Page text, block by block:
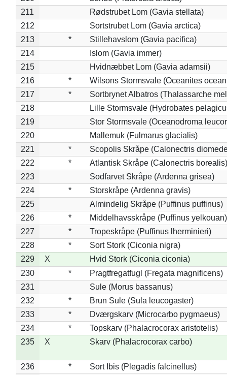
211
Rødstrubet Lom (Gavia stellata)
212
Sortstrubet Lom (Gavia arctica)
213
*
Stillehavslom (Gavia pacifica)
214
Islom (Gavia immer)
215
Hvidnæbbet Lom (Gavia adamsii)
216
*
Wilsons Stormsvale (Oceanites
217
*
Sortbrynet Albatros (Thalassarche
218
Lille Stormsvale (Hydrobates
219
Stor Stormsvale (Oceanodroma
220
Mallemuk (Fulmarus glacialis)
221
*
Scopolis Skråpe (Calonectris
222
*
Atlantisk Skråpe (Calonectris borealis)
223
Sodfarvet Skråpe (Ardenna grisea)
224
*
Storskråpe (Ardenna gravis)
225
Almindelig Skråpe (Puffinus puffinus)
226
*
Middelhavsskråpe (Puffinus yelkouan)
227
*
Tropeskråpe (Puffinus lherminieri)
228
*
Sort Stork (Ciconia nigra)
229
X
Hvid Stork (Ciconia ciconia)
230
*
Pragtfregatfugl (Fregata magnificens)
231
Sule (Morus bassanus)
232
*
Brun Sule (Sula leucogaster)
233
*
Dværgskarv (Microcarbo pygmaeus)
234
*
Topskarv (Phalacrocorax aristotelis)
235
X Skarv (Phalacrocorax carbo)
236 *
Sort Ibis (Plegadis falcinellus)